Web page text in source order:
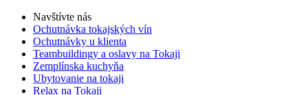
Navštívte nás
Ochutnávka tokajských vín
Ochutnávky u klienta
Teambuildingy a oslavy na Tokaji
Zemplínska kuchyňa
Ubytovanie na tokaji
Relax na Tokaji